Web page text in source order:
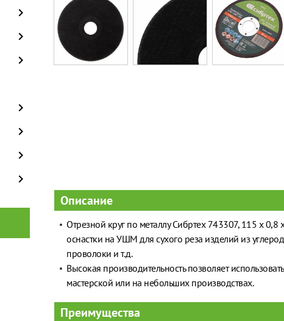
Описание
Отрезной круг по металлу Сибртех 743307, 115 х 0,8
оснастки на УШМ для сухого реза изделий из
проволоки и т.д.
Высокая производительность позволяет
мастерской или на небольших производствах.
Преимущества